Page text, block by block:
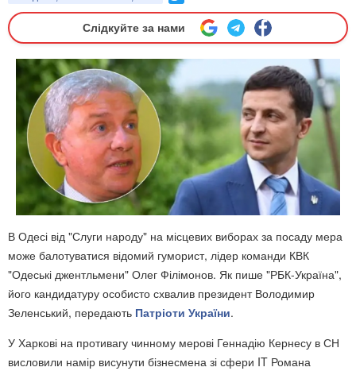
Слідкуйте за нами
В Одесі від "Слуги народу" на місцевих виборах за посаду мера
може балотуватися відомий гуморист, лідер команди КВК
"Одеські джентльмени" Олег Філімонов. Як пише "РБК-Україна",
його кандидатуру особисто схвалив президент Володимир
Зеленський, передають Патріоти України.
У Харкові на противагу чинному мерові Геннадію Кернесу в СН
висловили намір висунути бізнесмена зі сфери IT Романа